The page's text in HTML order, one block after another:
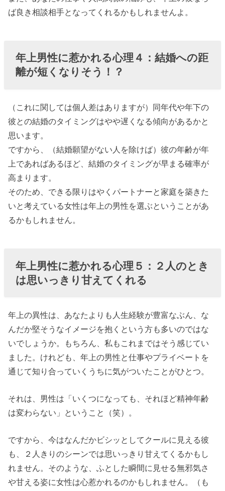
ば良き相談相手となってくれるかもしれませんよ。
年上男性に惹かれる心理 ４：結婚への距
離が短くなりそう！？
（これに関しては個人差はありますが）同年代や年下の
彼との結婚のタイミングはやや遅くなる傾向があるかと
思います。
ですから、（結婚願望がない人を除けば）彼の年齢が年
上であればあるほど、結婚のタイミングが早まる確率が
高まります。
そのため、できる限りはやくパートナーと家庭を築きた
いと考えている女性は年上の男性を選ぶということがあ
るかもしれません。
年上男性に惹かれる心理 ５：２人のとき
は思いっきり甘えてくれる
年上の異性は、あなたよりも人生経験が豊富なぶん、な
んだか堅そうなイメージを抱くという方も多いのではな
いでしょうか。もちろん、私もこれまではそう感じてい
ました。けれども、年上の男性と仕事やプライベートを
通じて知り合っていくうちに気がついたことがひとつ。
それは、男性は「いくつになっても、それほど精神年齢
は変わらない」ということ（笑）。
ですから、今はなんだかビシッとしてクールに見える彼
も、２人きりのシーンでは思いっきり甘えてくるかもし
れません。そのような、ふとした瞬間に見せる無邪気さ
や甘える姿に女性は心惹かれるのかもしれません。（も